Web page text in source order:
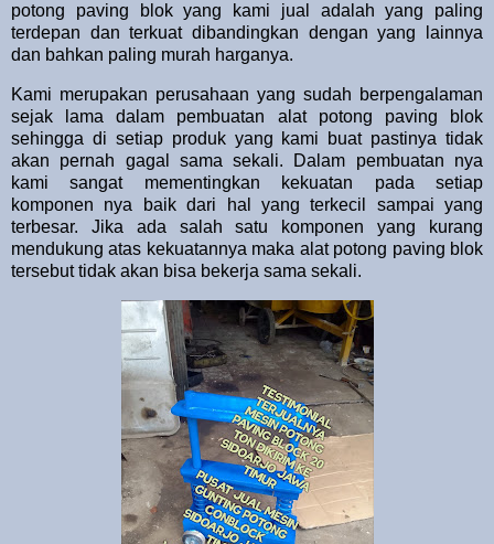
potong paving blok yang kami jual adalah yang paling
terdepan dan terkuat dibandingkan dengan yang lainnya
dan bahkan paling murah harganya.
Kami merupakan perusahaan yang sudah berpengalaman
sejak lama dalam pembuatan alat potong paving blok
sehingga di setiap produk yang kami buat pastinya tidak
akan pernah gagal sama sekali. Dalam pembuatan nya
kami sangat mementingkan kekuatan pada setiap
komponen nya baik dari hal yang terkecil sampai yang
terbesar. Jika ada salah satu komponen yang kurang
mendukung atas kekuatannya maka alat potong paving blok
tersebut tidak akan bisa bekerja sama sekali.